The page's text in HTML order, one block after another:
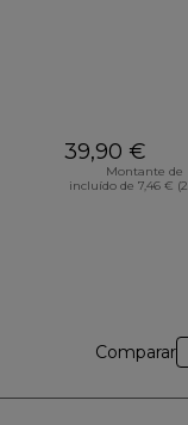
39,90 €
Montante de
incluído de 7,46 €
Comparar